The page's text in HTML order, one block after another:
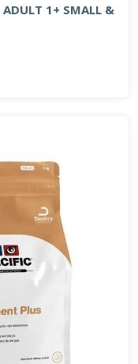
1+ SMALL &